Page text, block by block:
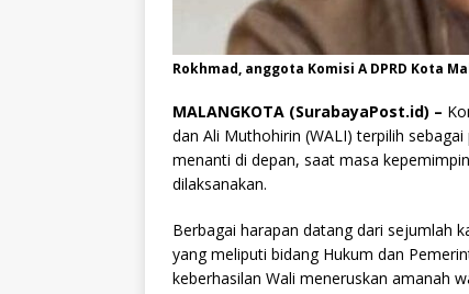
Rokhmad, anggota Komisi A DPRD Kota
MALANGKOTA (SurabayaPost.id) –
dan Ali Muthohirin (WALI) terpilih
menanti di depan, saat masa
dilaksanakan.
Berbagai harapan datang dari sejumlah
yang meliputi bidang Hukum dan
keberhasilan Wali meneruskan amanah